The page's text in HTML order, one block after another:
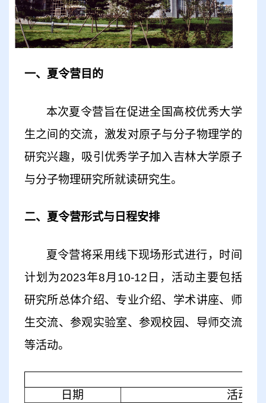
一、夏令营目的
本次夏令营旨在促进全国高校优秀大学
生之间的交流，激发对原子与分子物理学的
研究兴趣，吸引优秀学子加入吉林大学原子
与分子物理研究所就读研究生。
二、夏令营形式与日程安排
夏令营将采用线下现场形式进行，时间
计划为2023年8月10-12 日， 活动主要包括
研究所总体介绍、专业介绍、学术讲座、师
生交流、参观实验室、参观校园、导师交流
等活动。
日期
活动内